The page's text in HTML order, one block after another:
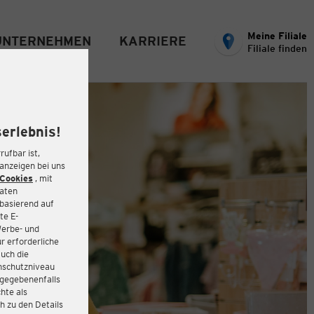
ist,
bei uns
Cookies , mit
auf
E-
und
erforderliche
die
als
zu den Details
KARRIERE
Meine Filiale
Filiale finden